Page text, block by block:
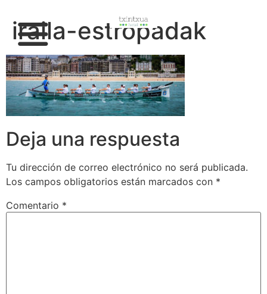
iraila-estropadak
Deja una respuesta
Tu dirección de correo electrónico no será publicada.
Los campos obligatorios están marcados con *
Comentario *